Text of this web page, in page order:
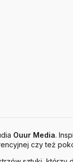
Ouur Media.
czy też